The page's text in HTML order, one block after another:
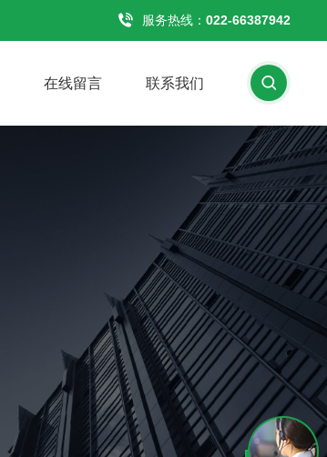
服务热线： 022-66387942
在线留言 联系我们